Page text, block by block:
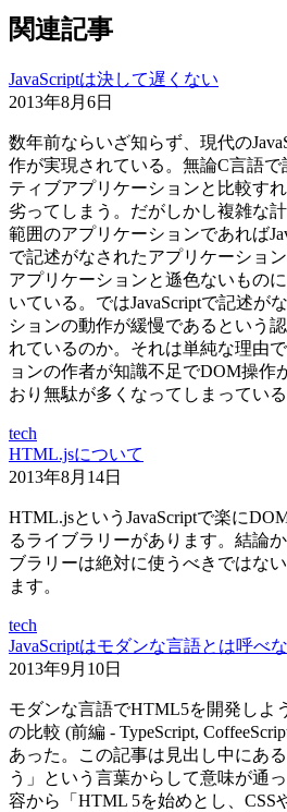
関連記事
JavaScriptは決して遅くない
2013年8月6日
数年前ならいざ知らず、現代の
作が実現されている。無論C言語
ティブアプリケーションと比較す
劣ってしまう。だがしかし複雑な
範囲のアプリケーションであれば
で記述がなされたアプリケーショ
アプリケーションと遜色ないもの
いている。ではJavaScriptで記述が
ションの動作が緩慢であるという
れているのか。それは単純な理由
ョンの作者が知識不足でDOM操作
おり無駄が多くなってしまっている
tech
HTML.jsについて
2013年8月14日
HTML.jsというJavaScriptで楽に
るライブラリーがあります。結論
ブラリーは絶対に使うべきではな
ます。
tech
JavaScriptはモダンな言語とは呼べ
2013年9月10日
モダンな言語でHTML5を開発しよ
の比較 (前編 - TypeScript,
あった。この記事は見出し中にあ
う」という言葉からして意味が通
容から「HTML 5を始めとし、CSS